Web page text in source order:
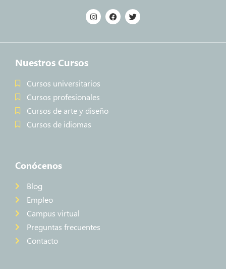
Nuestros Cursos
Cursos universitarios
Cursos profesionales
Cursos de arte y diseño
Cursos de idiomas
Conócenos
Blog
Empleo
Campus virtual
Preguntas frecuentes
Contacto